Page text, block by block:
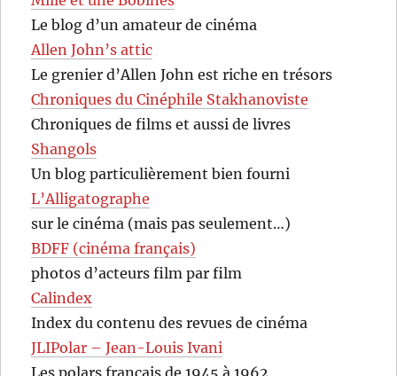
Le blog d’un amateur de cinéma
Allen John’s attic
Le grenier d’Allen John est riche en trésors
Chroniques du Cinéphile Stakhanoviste
Chroniques de films et aussi de livres
Shangols
Un blog particulièrement bien fourni
L’Alligatographe
sur le cinéma (mais pas seulement…)
BDFF (cinéma français)
photos d’acteurs film par film
Calindex
Index du contenu des revues de cinéma
JLIPolar – Jean-Louis Ivani
Les polars français de 1945 à 1962